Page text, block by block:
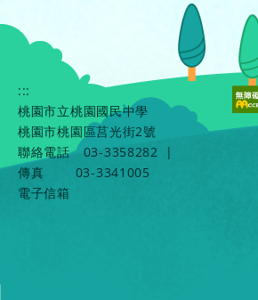
:::
桃園市立桃園國民中學
桃園市桃園區莒光街2號
聯絡電話
03-3358282
|
傳真
03-3341005
電子信箱